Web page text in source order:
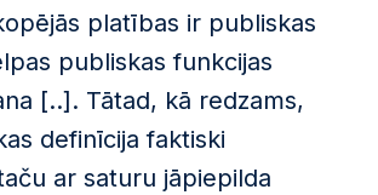
platības ir publiskas
publiskas funkcijas
[..]. Tātad, kā redzams,
definīcija faktiski
ar saturu jāpiepilda